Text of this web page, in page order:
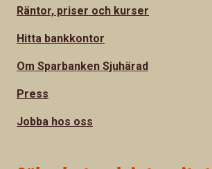
Räntor, priser och kurser
Hitta bankkontor
Om Sparbanken Sjuhärad
Press
Jobba hos oss